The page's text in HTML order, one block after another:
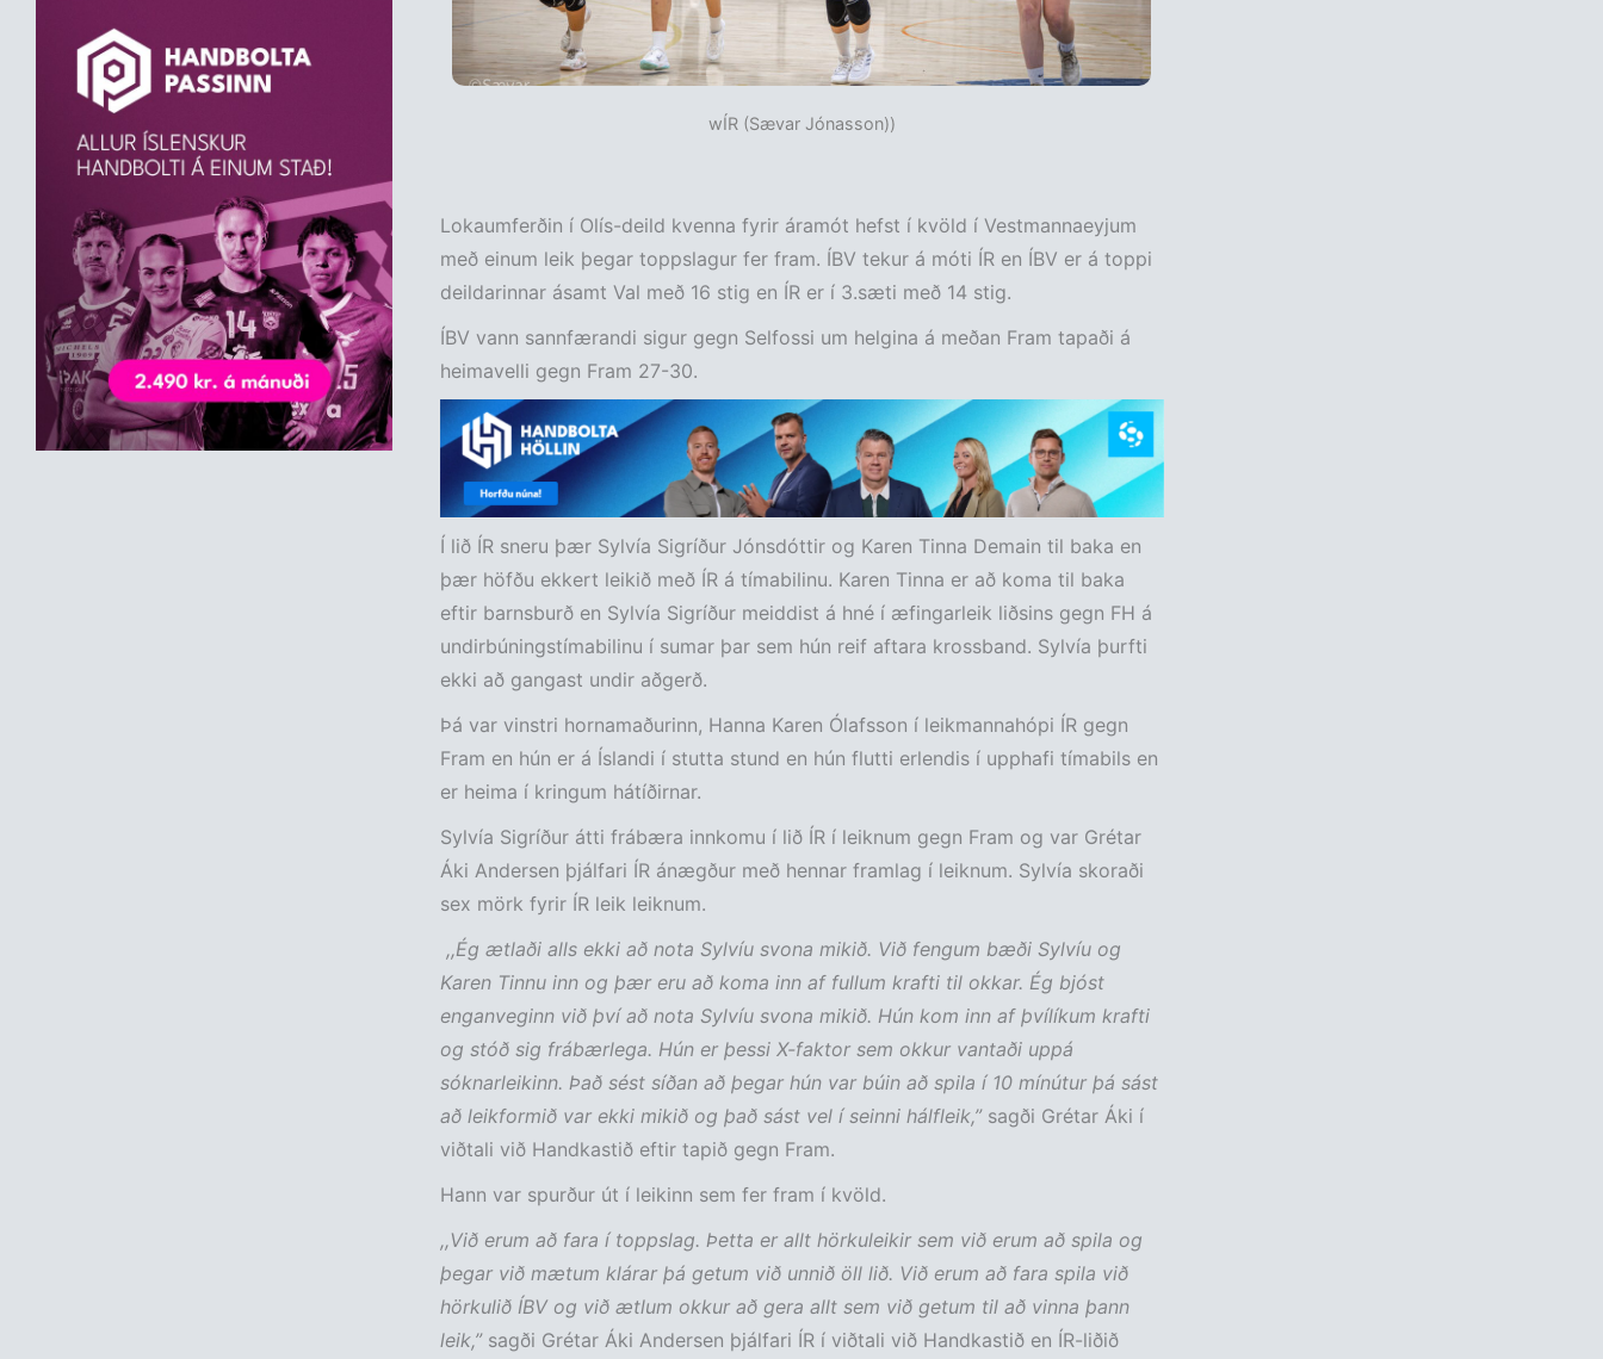
wÍR (Sævar Jónasson))
Lokaumferðin í Olís-deild kvenna fyrir áramót hefst í kvöld í Vestmannaeyjum
með einum leik þegar toppslagur fer fram. ÍBV tekur á móti ÍR en ÍBV er á toppi
deildarinnar ásamt Val með 16 stig en ÍR er í 3.sæti með 14 stig.
ÍBV vann sannfærandi sigur gegn Selfossi um helgina á meðan Fram tapaði á
heimavelli gegn Fram 27-30.
Í lið ÍR sneru þær Sylvía Sigríður Jónsdóttir og Karen Tinna Demain til baka en
þær höfðu ekkert leikið með ÍR á tímabilinu. Karen Tinna er að koma til baka
eftir barnsburð en Sylvía Sigríður meiddist á hné í æfingarleik liðsins gegn FH á
undirbúningstímabilinu í sumar þar sem hún reif aftara krossband. Sylvía þurfti
ekki að gangast undir aðgerð.
Þá var vinstri hornamaðurinn, Hanna Karen Ólafsson í leikmannahópi ÍR gegn
Fram en hún er á Íslandi í stutta stund en hún flutti erlendis í upphafi tímabils en
er heima í kringum hátíðirnar.
Sylvía Sigríður átti frábæra innkomu í lið ÍR í leiknum gegn Fram og var Grétar
Áki Andersen þjálfari ÍR ánægður með hennar framlag í leiknum. Sylvía skoraði
sex mörk fyrir ÍR leik leiknum.
,,Ég ætlaði alls ekki að nota Sylvíu svona mikið. Við fengum bæði Sylvíu og
Karen Tinnu inn og þær eru að koma inn af fullum krafti til okkar. Ég bjóst
enganveginn við því að nota Sylvíu svona mikið. Hún kom inn af þvílíkum krafti
og stóð sig frábærlega. Hún er þessi X-faktor sem okkur vantaði uppá
sóknarleikinn. Það sést síðan að þegar hún var búin að spila í 10 mínútur þá sást
að leikformið var ekki mikið og það sást vel í seinni hálfleik,” sagði Grétar Áki í
viðtali við Handkastið eftir tapið gegn Fram.
Hann var spurður út í leikinn sem fer fram í kvöld.
,,Við erum að fara í toppslag. Þetta er allt hörkuleikir sem við erum að spila og
þegar við mætum klárar þá getum við unnið öll lið. Við erum að fara spila við
hörkulið ÍBV og við ætlum okkur að gera allt sem við getum til að vinna þann
leik,” sagði Grétar Áki Andersen þjálfari ÍR í viðtali við Handkastið en ÍR-liðið